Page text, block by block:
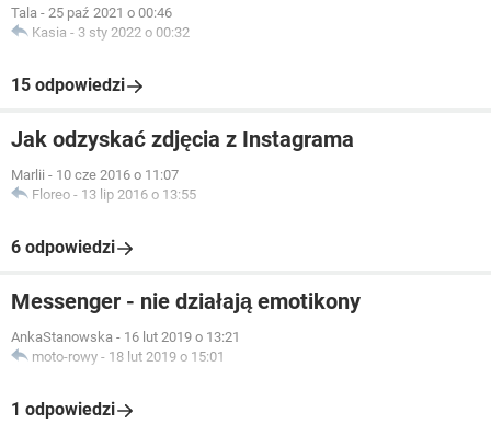
Tala - 25 paź 2021 o 00:46
Kasia - 3 sty 2022 o 00:32
15 odpowiedzi
Jak odzyskać zdjęcia z Instagrama
Marlii - 10 cze 2016 o 11:07
Floreo - 13 lip 2016 o 13:55
6 odpowiedzi
Messenger - nie działają emotikony
AnkaStanowska - 16 lut 2019 o 13:21
moto-rowy - 18 lut 2019 o 15:01
1 odpowiedzi